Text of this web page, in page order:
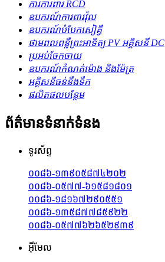
ការការពារ RCD
ឧបករណ៍ការពារវ៉ុល
ឧបករណ៍​បំបែក​សៀគ្វី
ថាមពលពន្លឺព្រះអាទិត្យ PV អគ្គិសនី DC
ប្រអប់ចែកចាយ
ឧបករណ៍កំណត់ម៉ោង និងម៉ែត្រ
អគ្គិសនីធន់នឹងទឹក
ផលិតផលបន្ថែម
ព័ត៌មានទំនាក់ទំនង
ទូរស័ព្ទ
០០៨៦-១៣៩០៥៨៧៤២០២
០០៨៦-០៥៧៧-៦១៥៨១៨០១
០០៨៦-១៨១៦៧២៩០៥៥១
០០៨៦-១៣៥៨៧៧៨៥៩២២
០០៨៦-០៥៧៧៦២៦៥២៩៣៩
អ៊ីមែល